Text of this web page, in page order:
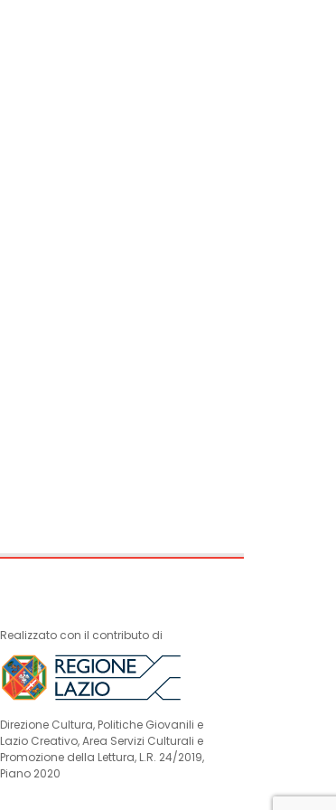
Realizzato con il contributo di
Direzione Cultura, Politiche Giovanili e
Lazio Creativo, Area Servizi Culturali e
Promozione della Lettura, L.R. 24/2019,
Piano 2020